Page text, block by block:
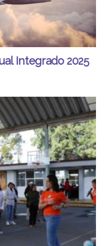
Integrado 2025